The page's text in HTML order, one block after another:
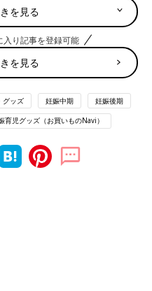
」
を見る
り記事を登録可能
を見る
グッズ 妊娠中期 妊娠後期
育児グッズ（お買いものNavi）